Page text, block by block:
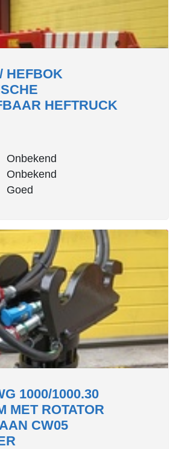
HEFBOK
HEFTRUCK
Onbekend
Onbekend
Goed
1000/1000.30
MET ROTATOR
CW05